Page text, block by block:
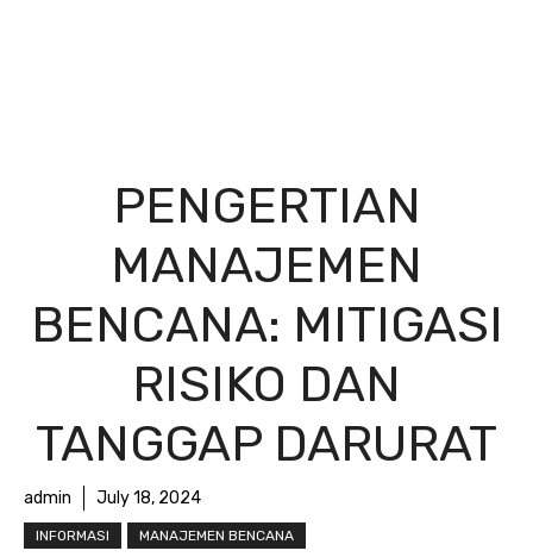
PENGERTIAN
MANAJEMEN
BENCANA: MITIGASI
RISIKO DAN
TANGGAP DARURAT
admin July 18, 2024
INFORMASI MANAJEMEN BENCANA